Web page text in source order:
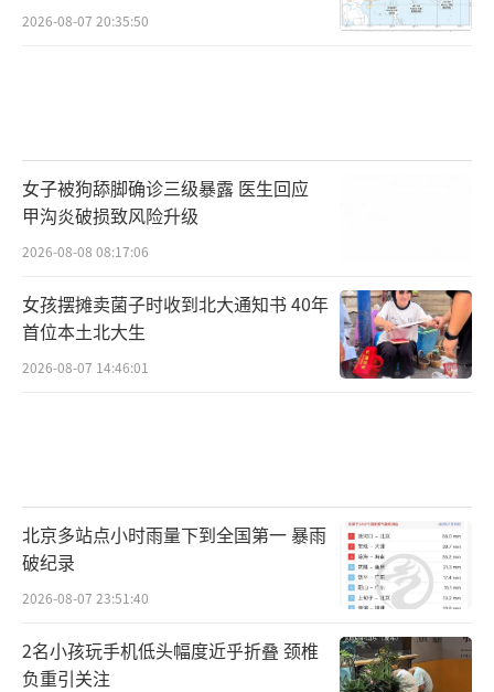
2026-08-07 20:35:50
女子被狗舔脚确诊三级暴露 医生回应
甲沟炎破损致风险升级
2026-08-08 08:17:06
女孩摆摊卖菌子时收到北大通知书 40年
首位本土北大生
2026-08-07 14:46:01
北京多站点小时雨量下到全国第一 暴雨
破纪录
2026-08-07 23:51:40
2名小孩玩手机低头幅度近乎折叠 颈椎
负重引关注